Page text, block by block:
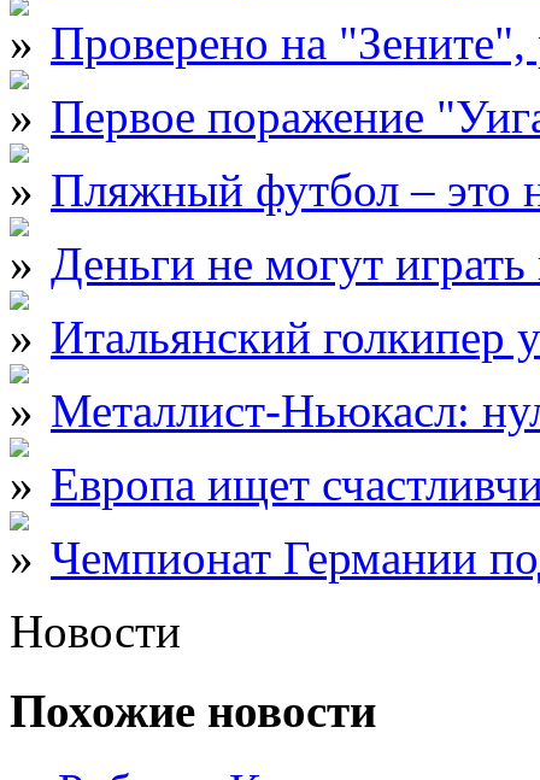
Проверено на
Первое поражение
Пляжный футбол – это
Деньги не могут
Итальянский голкипер
Металлист-Ньюкасл:
Европа ищет
Чемпионат Германии
Новости
Похожие новости